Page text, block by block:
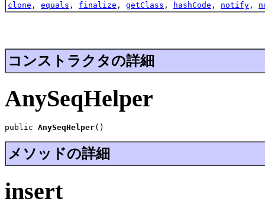
clone , equals , finalize , getClass , hashCode , notify ,
コンストラクタの詳細
AnySeqHelper
public AnySeqHelper()
メソッドの詳細
insert